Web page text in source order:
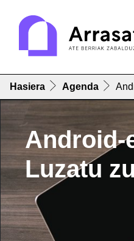
Hasiera Agenda
Android-
Luzatu